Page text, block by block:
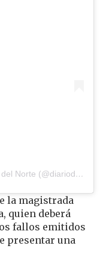
Una publicación compartida por Diario del Norte (@diariodelnorte)
la magistrada
quien deberá
fallos emitidos
presentar una